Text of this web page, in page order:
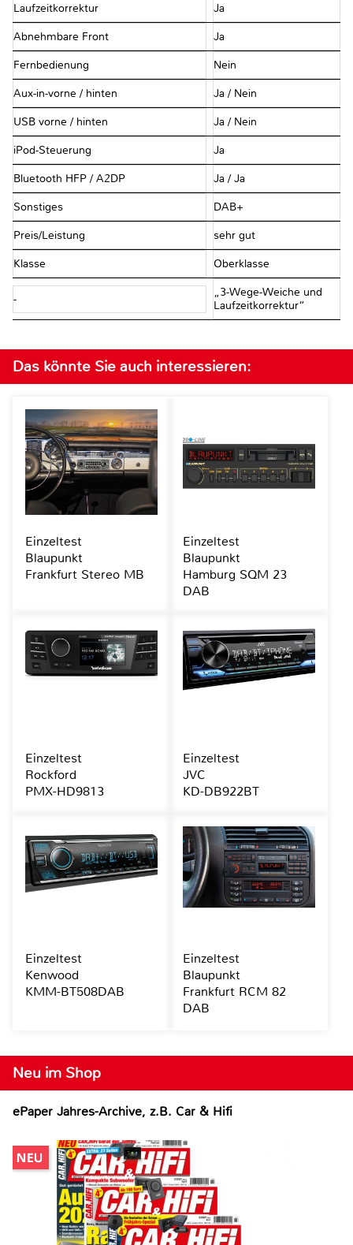
Laufzeitkorrektur Ja
Abnehmbare Front Ja
Fernbedienung Nein
Aux-in-vorne / hinten Ja / Nein
USB vorne / hinten Ja / Nein
iPod-Steuerung Ja
Bluetooth HFP / A2DP Ja / Ja
Sonstiges DAB+
Preis/Leistung sehr gut
Klasse Oberklasse
-
„3-Wege-Weiche und
Laufzeitkorrektur“
Neu im Shop
ePaper Jahres-Archive, z.B. Car & Hifi
Das könnte Sie auch interessieren:
Einzeltest
Blaupunkt
Frankfurt Stereo MB
Einzeltest
Blaupunkt
Hamburg SQM 23
DAB
Einzeltest
Rockford
PMX-HD9813
Einzeltest
JVC
KD-DB922BT
Einzeltest
Kenwood
KMM-BT508DAB
Einzeltest
Blaupunkt
Frankfurt RCM 82
DAB